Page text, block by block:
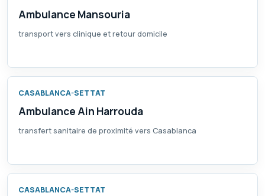
Ambulance Mansouria
transport vers clinique et retour domicile
CASABLANCA-SETTAT
Ambulance Ain Harrouda
transfert sanitaire de proximité vers Casablanca
CASABLANCA-SETTAT